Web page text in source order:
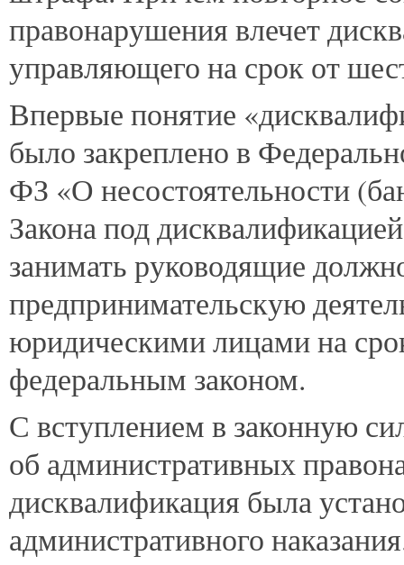
правонарушения влечет
управляющего на срок от
Впервые понятие
было закреплено в
ФЗ «О несостоятельности
Закона под
занимать руководящие
предпринимательскую
юридическими лицами на
федеральным законом.
С вступлением в законную
об административных
дисквалификация была
административного